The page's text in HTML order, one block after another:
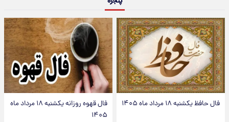
فال حافظ یکشنبه ۱۸ مرداد ماه ۱۴۰۵
فال قهوه روزانه یکشنبه ۱۸ مرداد ماه
۱۴۰۵